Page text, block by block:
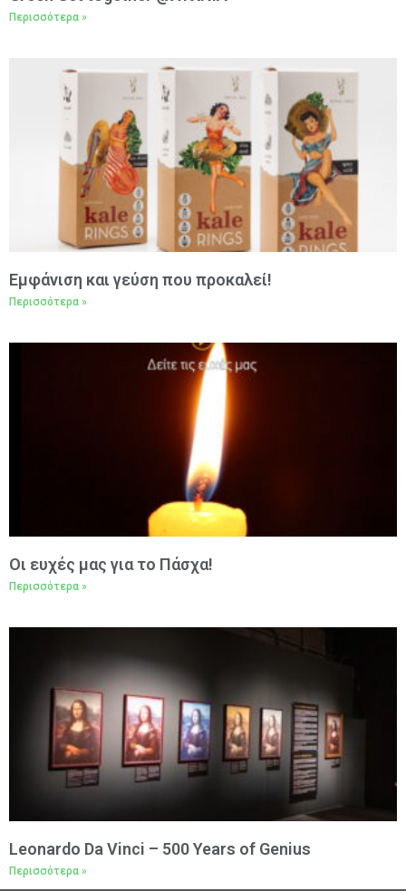
Περισσότερα »
Εμφάνιση και γεύση που προκαλεί!
Περισσότερα »
Oι ευχές μας για το Πάσχα!
Περισσότερα »
Leonardo Da Vinci – 500 Years of Genius
Περισσότερα »